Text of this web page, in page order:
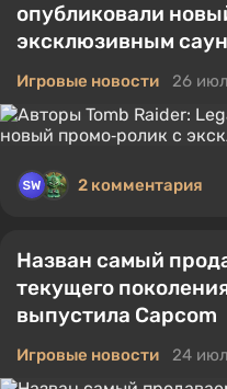
опубликовали
эксклюзивным
Игровые новости 26
2 комментария
Назван самый
текущего
выпустила Capcom
Игровые новости 24